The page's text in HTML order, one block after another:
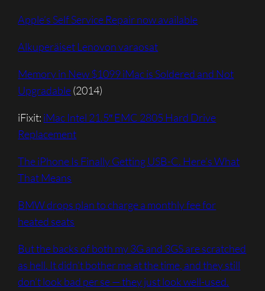
Apple’s Self Service Repair now available
Alkuperäiset Lenovon varaosat
Memory in New $1099 iMac is Soldered and Not
Upgradable(2014)
iFixit: iMac Intel 21.5″ EMC 2805 Hard Drive
Replacement
The iPhone Is Finally Getting USB-C. Here’s What
That Means
BMW drops plan to charge a monthly fee for
heated seats
But the backs of both my 3G and 3GS are scratched
as hell. It didn’t bother me at the time, and they still
don’t look bad per se — they just look well-used.